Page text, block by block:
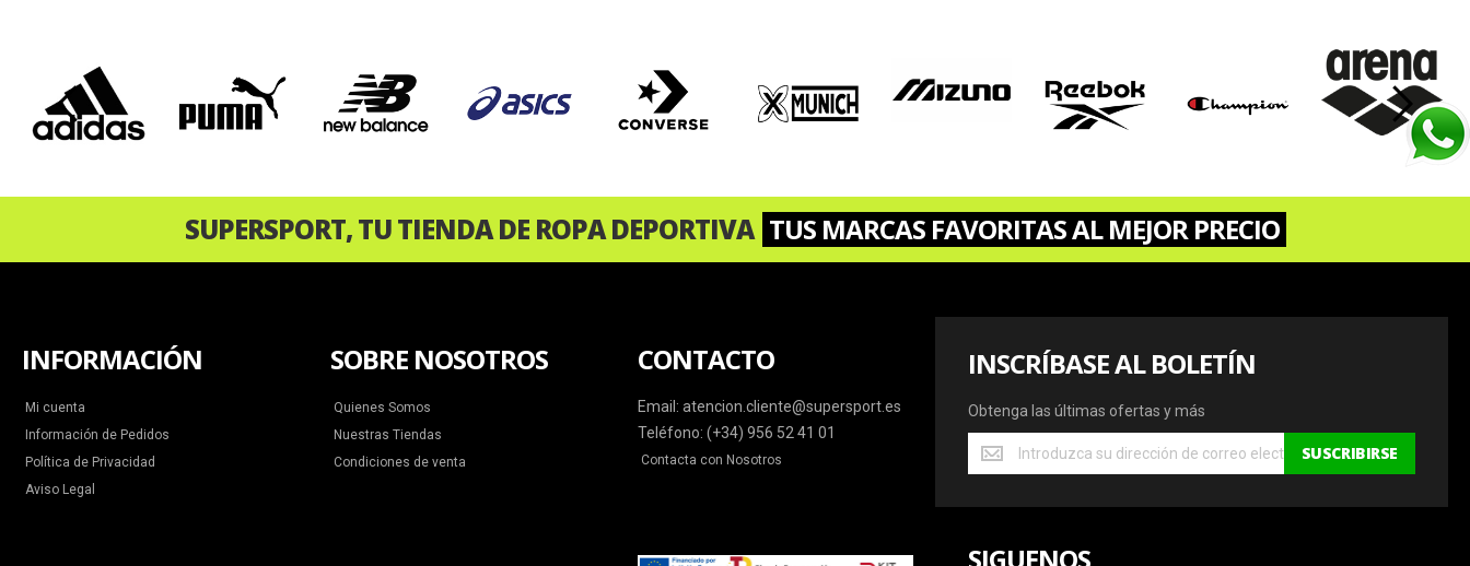
‹ ›
SUPERSPORT, TU TIENDA DE ROPA DEPORTIVA TUS MARCAS FAVORITAS AL MEJOR PRECIO
INSCRÍBASE AL BOLETÍN
Obtenga las últimas ofertas y más
Obtenga
las
ofertas
más
SUSCRIBIRSE
INFORMACIÓN
Mi cuenta
Información de Pedidos
Política de Privacidad
Aviso Legal
SOBRE NOSOTROS
Quienes Somos
Nuestras Tiendas
Condiciones de venta
CONTACTO
Email: atencion.cliente@supersport.es
Teléfono: (+34) 956 52 41 01
Contacta con Nosotros